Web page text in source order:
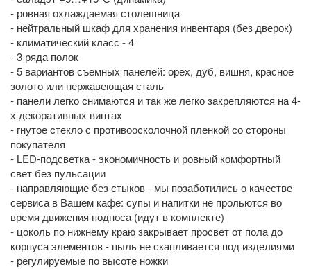
- ровная охлаждаемая столешница
- нейтральный шкаф для хранения инвентаря (без дверок)
- климатический класс - 4
- 3 ряда полок
- 5 вариантов съемных панелей: орех, дуб, вишня, красное
золото или нержавеющая сталь
- панели легко снимаются и так же легко закрепляются на 4-
х декоративных винтах
- гнутое стекло с противоосколочной пленкой со стороны
покупателя
- LED-подсветка - экономичность и ровный комфортный
свет без пульсации
- направляющие без стыков - мы позаботились о качестве
сервиса в Вашем кафе: супы и напитки не прольются во
время движения подноса (идут в комплекте)
- цоколь по нижнему краю закрывает просвет от пола до
корпуса элементов - пыль не скапливается под изделиями
- регулируемые по высоте ножки